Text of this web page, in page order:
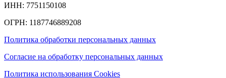
ИНН: 7751150108
ОГРН: 1187746889208​
Политика обработки персональных данных
Согласие на обработку персональных данных
Политика использования Cookies